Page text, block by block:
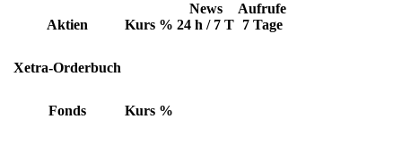
Aktien Kurs %
News
24 h / 7 T
Aufrufe
7 Tage
Xetra-Orderbuch
Fonds Kurs %